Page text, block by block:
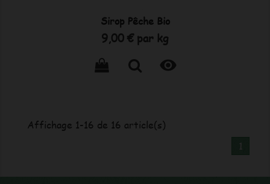
Sirop Pêche Bio
Prix
9,00 € par kg

Affichage 1-16 de 16 article(s)
1